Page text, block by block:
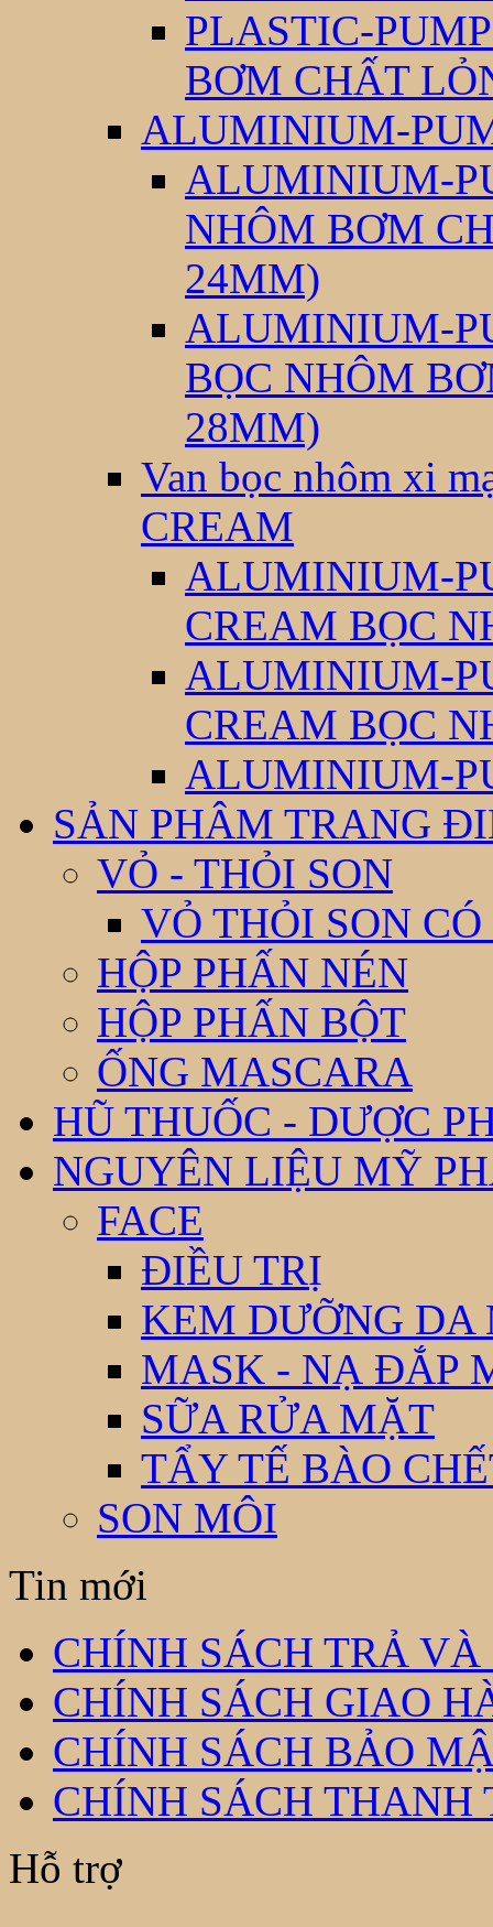
PLASTIC-
BƠM CHẤT
ALUMINIUM-
ALUMINIUM-
NHÔM BƠM
24MM)
ALUMINIUM-
BỌC NHÔM
28MM)
Van bọc nhôm xi
CREAM
ALUMINIUM-
CREAM BỌC
ALUMINIUM-
CREAM BỌC
ALUMINIUM-
SẢN PHÂM TRANG
VỎ - THỎI SON
VỎ THỎI SON
HỘP PHẤN NÉN
HỘP PHẤN BỘT
ỐNG MASCARA
HŨ THUỐC - DƯỢC
NGUYÊN LIỆU MỸ
FACE
ĐIỀU TRỊ
KEM DƯỠNG DA
MASK - NẠ ĐẮP
SỮA RỬA MẶT
TẨY TẾ BÀO
SON MÔI
Tin mới
CHÍNH SÁCH TRẢ
CHÍNH SÁCH GIAO
CHÍNH SÁCH BẢO
CHÍNH SÁCH THANH
Hỗ trợ